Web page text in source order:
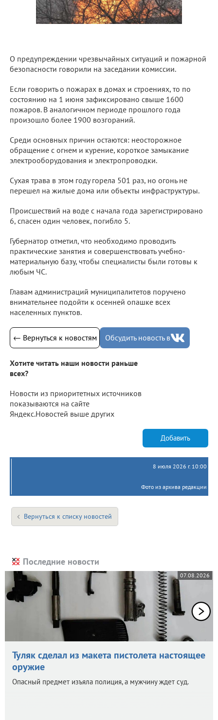
О предупреждении чрезвычайных ситуаций и пожарной
безопасности говорили на заседании комиссии.
Если говорить о пожарах в домах и строениях, то по
состоянию на 1 июня зафиксировано свыше 1600
пожаров. В аналогичном периоде прошлого года
произошло более 1900 возгораний.
Среди основных причин остаются: неосторожное
обращение с огнем и курение, короткое замыкание
электрооборудования и электропроводки.
Сухая трава в этом году горела 501 раз, но огонь не
перешел на жилые дома или объекты инфраструктуры.
Происшествий на воде с начала года зарегистрировано
6, спасен один человек, погибло 5.
Губернатор отметил, что необходимо проводить
практические занятия и совершенствовать учебно-
материальную базу, чтобы специалисты были готовы к
любым ЧС.
Главам администраций муниципалитетов поручено
внимательнее подойти к осенней опашке всех
населенных пунктов.
← Вернуться к новостям Обсудить новость в
Хотите читать наши новости раньше
всех?
Новости из приоритетных источников
показываются на сайте
Яндекс.Новостей выше других
Добавить
8 июля 2026 г. 10:00
Фото из архива редакции
Вернуться к списку новостей
Последние новости
07.08.2026
Туляк сделал из макета пистолета настоящее
оружие
Опасный предмет изъяла полиция, а мужчину ждет суд.